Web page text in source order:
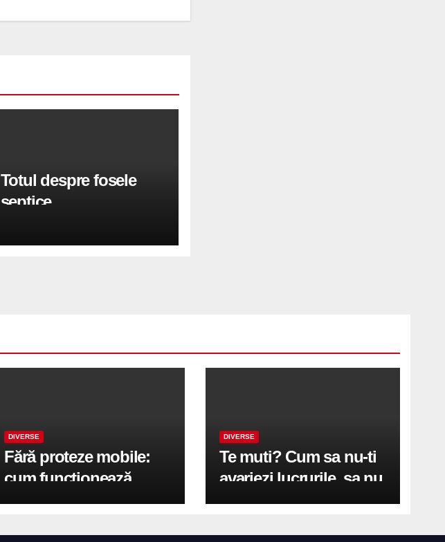
Totul despre fosele
septice
DIVERSE
Fără proteze mobile:
cum funcționează
reabilitarea completă
DIVERSE
Te muti? Cum sa nu-ti
avariezi lucrurile, sa nu
zgarii podeaua sau sa